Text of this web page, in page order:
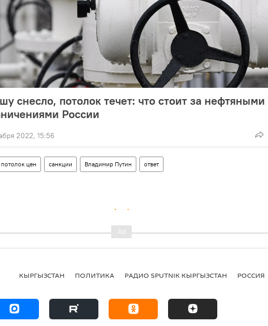
снесло, потолок течет: что стоит за нефтяными
России
2022, 15:56
потолок цен санкции Владимир Путин ответ
КЫРГЫЗСТАН ПОЛИТИКА РАДИО SPUTNIK КЫРГЫЗСТАН РОССИЯ